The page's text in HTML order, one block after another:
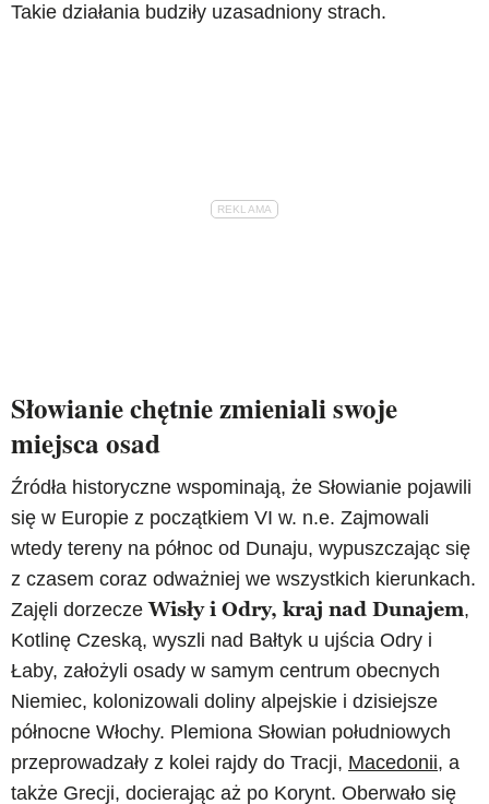
Takie działania budziły uzasadniony strach.
Słowianie chętnie zmieniali swoje
miejsca osad
Źródła historyczne wspominają, że Słowianie pojawili
się w Europie z początkiem VI w. n.e. Zajmowali
wtedy tereny na północ od Dunaju, wypuszczając się
z czasem coraz odważniej we wszystkich kierunkach.
Zajęli dorzeczeWisły i Odry, kraj nad Dunajem,
Kotlinę Czeską, wyszli nad Bałtyk u ujścia Odry i
Łaby, założyli osady w samym centrum obecnych
Niemiec, kolonizowali doliny alpejskie i dzisiejsze
północne Włochy. Plemiona Słowian południowych
przeprowadzały z kolei rajdy do Tracji, Macedonii, a
także Grecji, docierając aż po Korynt. Oberwało się